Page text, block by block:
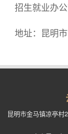
招生就业办
地址：昆明
昆明市金马镇凉亭